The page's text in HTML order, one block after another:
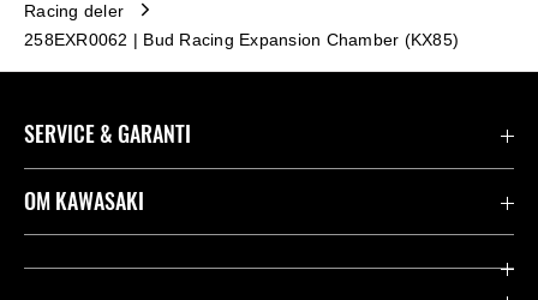
Racing deler
258EXR0062 | Bud Racing Expansion Chamber (KX85)
SERVICE & GARANTI
Garanti
OM KAWASAKI
Firma